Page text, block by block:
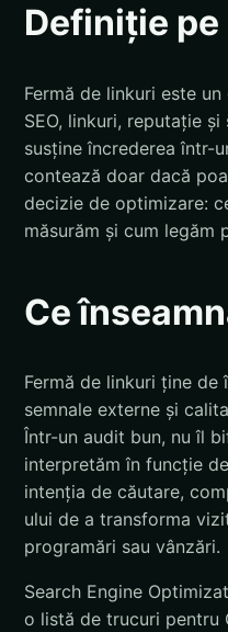
Definiție
Fermă de linkuri este
SEO, linkuri, reputație
susține încrederea într-
contează doar dacă
decizie de optimizare:
măsurăm și cum legăm
Ce
Fermă de linkuri ține
semnale externe și
Într-un audit bun, nu îl
interpretăm în funcție
intenția de căutare,
ului de a transforma
programări sau vânzări.
Search Engine
o listă de trucuri pentru